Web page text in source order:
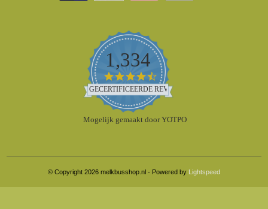
1,334
4.5
star
rating
GECERTIFICEERDE REVIEWS
Mogelijk gemaakt door YOTPO
© Copyright 2026 melkbusshop.nl - Powered by Lightspeed